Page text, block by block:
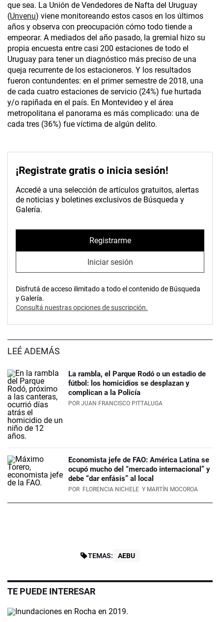
que sea. La Unión de Vendedores de Nafta del Uruguay
(Unvenu) viene monitoreando estos casos en los últimos
años y observa con preocupación cómo todo tiende a
empeorar. A mediados del año pasado, la gremial hizo su
propia encuesta entre casi 200 estaciones de todo el
Uruguay para tener un diagnóstico más preciso de una
queja recurrente de los estacioneros. Y los resultados
fueron contundentes: en el primer semestre de 2018, una
de cada cuatro estaciones de servicio (24%) fue hurtada
y/o rapiñada en el país. En Montevideo y el área
metropolitana el panorama es más complicado: una de
cada tres (36%) fue víctima de algún delito.
¡Registrate gratis o inicia sesión!
Accedé a una selección de artículos gratuitos, alertas
de noticias y boletines exclusivos de Búsqueda y
Galería.
Registrarme
Iniciar sesión
Disfrutá de acceso ilimitado a todo el contenido de Búsqueda
y Galería.
Consultá nuestras opciones de suscripción.
LEÉ ADEMÁS
La rambla, el Parque Rodó o un estadio de
fútbol: los homicidios se desplazan y
complican a la Policía
POR JUAN FRANCISCO PITTALUGA
Economista jefe de FAO: América Latina se
ocupó mucho del “mercado internacional” y
debe “dar enfásis” al local
POR FLORENCIA NICHELE Y MARTÍN MOCOROA
TEMAS: AEBU
TE PUEDE INTERESAR